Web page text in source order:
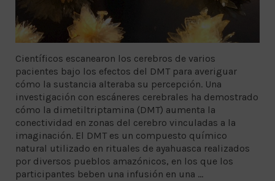
Científicos escanearon los cerebros de varios
pacientes bajo los efectos del DMT para averiguar
cómo la sustancia alteraba su percepción. Una
investigación con escáneres cerebrales ha demostrado
cómo la dimetiltriptamina (DMT) aumenta la
conectividad en zonas del cerebro vinculadas a la
imaginación. El DMT es un compuesto químico
natural utilizado en rituales de ayahuasca realizados
por diversos pueblos amazónicos, en los que los
participantes beben una infusión en una …